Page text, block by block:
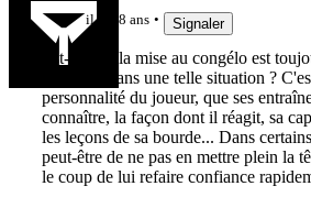
il y a 8 ans Signaler
Est-ce que la mise au congélo est
adéquate dans une telle situation ?
personnalité du joueur, que ses
connaître, la façon dont il réagit, sa
les leçons de sa bourde... Dans
peut-être de ne pas en mettre plein la
le coup de lui refaire confiance